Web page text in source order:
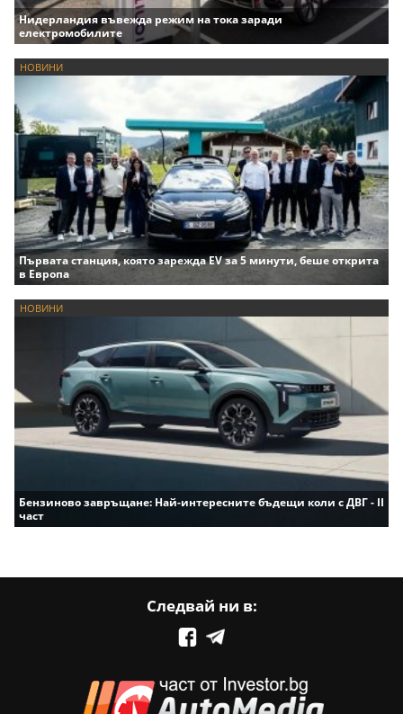
Нидерландия въвежда режим на тока заради
електромобилите
НОВИНИ
Първата станция, която зарежда EV за 5 минути, беше открита
в Европа
НОВИНИ
Бензиново завръщане: Най-интересните бъдещи коли с ДВГ - II
част
Следвай ни в: